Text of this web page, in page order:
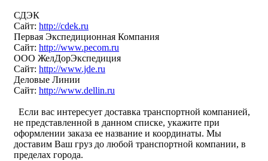
СДЭК
Сайт: http://cdek.ru
Первая Экспедиционная Компания
Сайт: http://www.pecom.ru
ООО ЖелДорЭкспедиция
Сайт: http://www.jde.ru
Деловые Линии
Сайт: http://www.dellin.ru
Если вас интересует доставка транспортной компанией,
не представленной в данном списке, укажите при
оформлении заказа ее название и координаты. Мы
доставим Ваш груз до любой транспортной компании, в
пределах города.